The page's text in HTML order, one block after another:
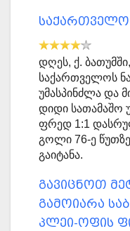
დღეს, ქ.
საქართველოს
უმასპინძლა და
დიდი სათამაშო
ფრედ 1:1
გოლი 76-ე
გაიტანა.
გავიცნოთ
გამოიარა
პლეი-ოფის